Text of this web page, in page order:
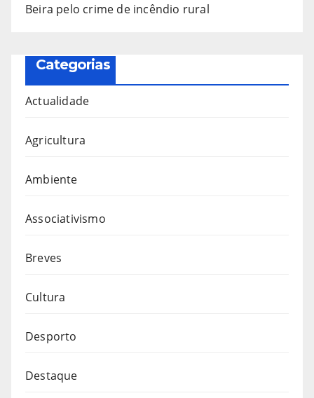
Beira pelo crime de incêndio rural
Categorias
Actualidade
Agricultura
Ambiente
Associativismo
Breves
Cultura
Desporto
Destaque